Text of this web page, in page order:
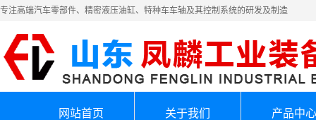
专注高端汽车零部件、精密液压油缸、特种车车轴及其控制系统的研发及制造
网站首页 关于我们 产品中心